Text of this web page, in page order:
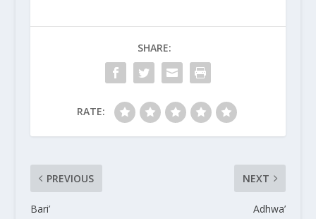
SHARE:
RATE:
PREVIOUS
Bari’
NEXT
Adhwa’